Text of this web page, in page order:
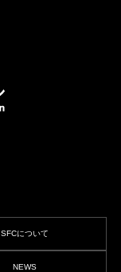
SFCについて
NEWS